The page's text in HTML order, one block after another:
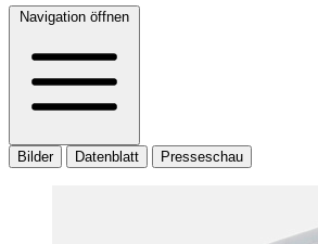
Navigation öffnen
Bilder Datenblatt Presseschau